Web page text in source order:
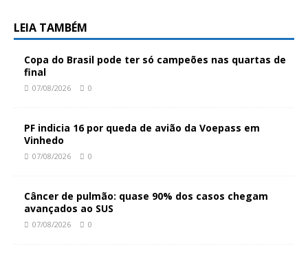
LEIA TAMBÉM
Copa do Brasil pode ter só campeões nas quartas de
final
07/08/2026 0
PF indicia 16 por queda de avião da Voepass em
Vinhedo
07/08/2026 0
Câncer de pulmão: quase 90% dos casos chegam
avançados ao SUS
07/08/2026 0